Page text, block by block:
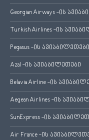
Georgian Airways -ის
Turkish Airlines -ის
Pegasus -ის ავიაბილეთები
Azal -ის ავიაბილეთები
Belavia Airline -ის
Aegean Airlines -ის
SunExpress -ის
Air France -ის